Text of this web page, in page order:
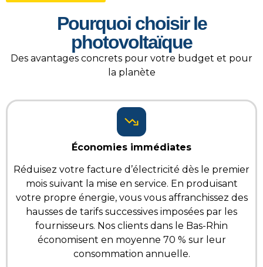
Pourquoi choisir le
photovoltaïque
Des avantages concrets pour votre budget et pour
la planète
Économies immédiates
Réduisez votre facture d’électricité dès le premier
mois suivant la mise en service. En produisant
votre propre énergie, vous vous affranchissez des
hausses de tarifs successives imposées par les
fournisseurs. Nos clients dans le Bas-Rhin
économisent en moyenne 70 % sur leur
consommation annuelle.